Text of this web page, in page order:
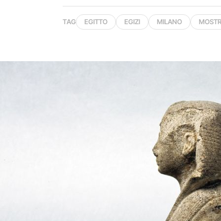
TAG EGITTO EGIZI MILANO